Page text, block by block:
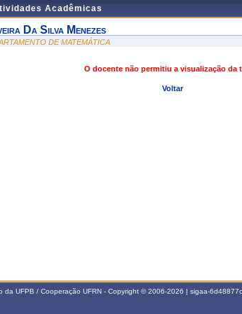
Acadêmicas
Da Silva Menezes
DE MATEMÁTICA
O docente não permitiu a visualização da
Voltar
UFPB / Cooperação UFRN - Copyright © 2006-2026 | sigaa-